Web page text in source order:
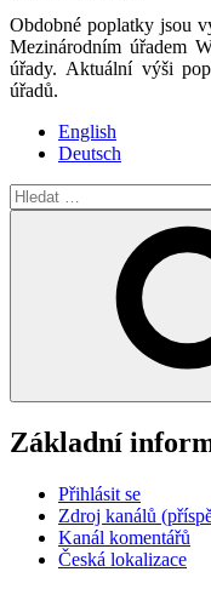
Obdobné poplatky jsou
Mezinárodním úřadem
úřady. Aktuální výši
úřadů.
English
Deutsch
Hledat:
Základní
Přihlásit se
Zdroj kanálů
Kanál komentářů
Česká lokalizace